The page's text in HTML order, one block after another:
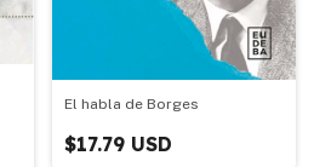
El habla de Borges
$17.79 USD